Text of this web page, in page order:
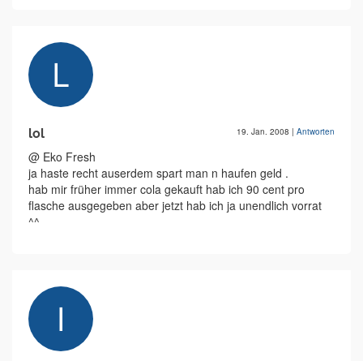
lol 19. Jan. 2008 | Antworten
@ Eko Fresh
ja haste recht auserdem spart man n haufen geld .
hab mir früher immer cola gekauft hab ich 90 cent pro
flasche ausgegeben aber jetzt hab ich ja unendlich vorrat
^^